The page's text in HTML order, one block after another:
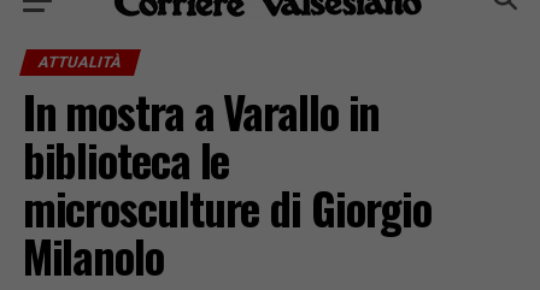
ATTUALITÀ
In mostra a Varallo in
biblioteca le
microsculture di Giorgio
Milanolo